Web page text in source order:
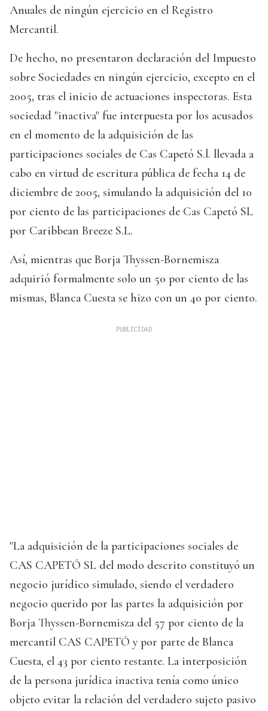
Anuales de ningún ejercicio en el Registro
Mercantil.
De hecho, no presentaron declaración del Impuesto
sobre Sociedades en ningún ejercicio, excepto en el
2005, tras el inicio de actuaciones inspectoras. Esta
sociedad "inactiva" fue interpuesta por los acusados
en el momento de la adquisición de las
participaciones sociales de Cas Capetó S.l. llevada a
cabo en virtud de escritura pública de fecha 14 de
diciembre de 2005, simulando la adquisición del 10
por ciento de las participaciones de Cas Capetó SL
por Caribbean Breeze S.L.
Así, mientras que Borja Thyssen-Bornemisza
adquirió formalmente solo un 50 por ciento de las
mismas, Blanca Cuesta se hizo con un 40 por ciento.
"La adquisición de la participaciones sociales de
CAS CAPETÓ SL del modo descrito constituyó un
negocio jurídico simulado, siendo el verdadero
negocio querido por las partes la adquisición por
Borja Thyssen-Bornemisza del 57 por ciento de la
mercantil CAS CAPETÓ y por parte de Blanca
Cuesta, el 43 por ciento restante. La interposición
de la persona jurídica inactiva tenía como único
objeto evitar la relación del verdadero sujeto pasivo